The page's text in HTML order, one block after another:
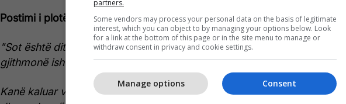
Postimi i plotë në Instagram (pa ndërhyrje):
"Sot është ditëlindja ime…dhe për herë të parë, mungon një zë që
gjithmonë ishte aty.
Kanë kaluar vetëm pak muaj që kur ti u largove nga kjo botë, babi…
partners.
Some vendors may process your personal data on the basis of legitimate
interest, which you can object to by managing your options below. Look
for a link at the bottom of this page or in the site menu to manage or
withdraw consent in privacy and cookie settings.
Consent
Manage options